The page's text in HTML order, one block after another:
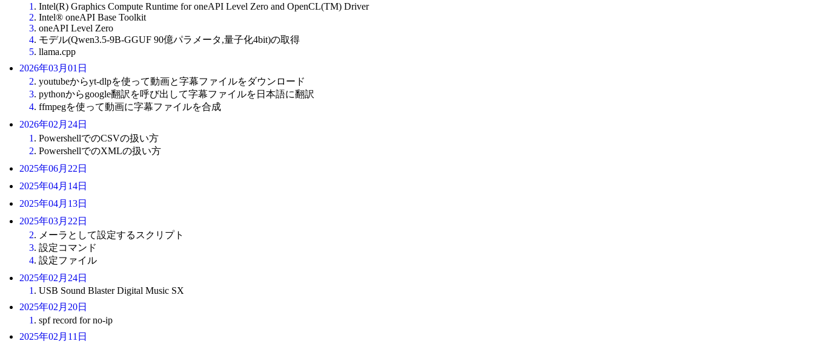
1 . Intel(R) Graphics Compute Runtime for oneAPI Level Zero and OpenCL(TM) Driver
2. Intel® oneAPI Base Toolkit
3. oneAPI Level Zero
4. モデル(Qwen3.5-9B-GGUF 90億パラメータ,量子化4bit)の取得
5. llama.cpp
2026年03月01日
2. youtubeからyt-dlpを使って動画と字幕ファイルをダウンロード
3. pythonからgoogle翻訳を呼び出して字幕ファイルを日本語に翻訳
4. ffmpegを使って動画に字幕ファイルを合成
2026年02月24日
1 . PowershellでのCSVの扱い方
2. PowershellでのXMLの扱い方
2025年06月22日
2025年04月14日
2025年04月13日
2025年03月22日
2. メーラとして設定するスクリプト
3. 設定コマンド
4. 設定ファイル
2025年02月24日
1 . USB Sound Blaster Digital Music SX
2025年02月20日
1 . spf record for no-ip
2025年02月11日